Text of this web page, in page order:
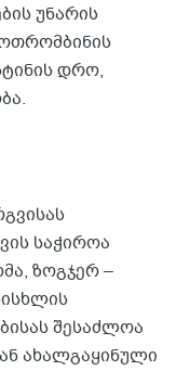
უნარის
დრო,
საჭიროა
ზოგჯერ –
შესაძლოა
ახალგაყინული